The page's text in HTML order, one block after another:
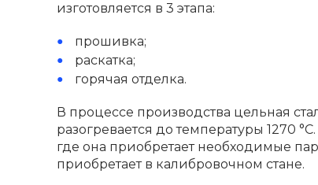
изготовляется в 3 этапа:
прошивка;
раскатка;
горячая отделка.
В процессе производства цельная
разогревается до температуры 1270
где она приобретает необходимые
приобретает в калибровочном стане.